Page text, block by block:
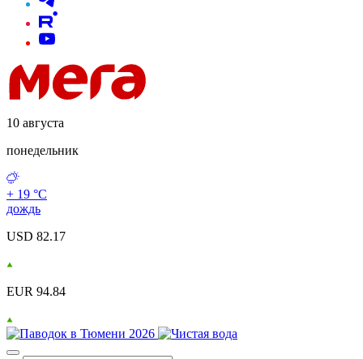
10 августа
понедельник
+ 19 °С
дождь
USD 82.17
EUR 94.84